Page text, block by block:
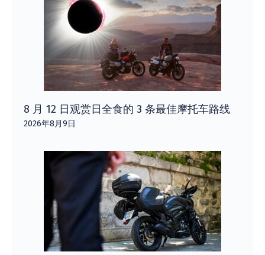
8 月 12 日观赏日全食的 3 条最佳摩托车路线
2026年8月9日